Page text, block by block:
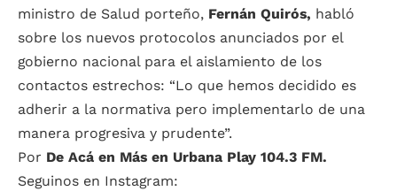
ministro de Salud porteño, Fernán Quirós, habló
sobre los nuevos protocolos anunciados por el
gobierno nacional para el aislamiento de los
contactos estrechos: “Lo que hemos decidido es
adherir a la normativa pero implementarlo de una
manera progresiva y prudente”.
Por De Acá en Más en Urbana Play 104.3 FM.
Seguinos en Instagram: